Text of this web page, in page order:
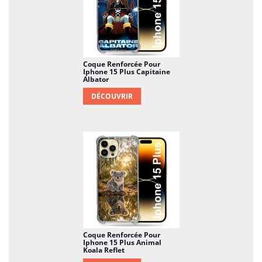
sur le gâteau, votre Iphone 15 Plus (6.7) sera un peu
Coque Renforcée Pour
Iphone 15 Plus Capitaine
Albator
DÉCOUVRIR
Coque Renforcée Pour
Iphone 15 Plus Animal
Koala Reflet